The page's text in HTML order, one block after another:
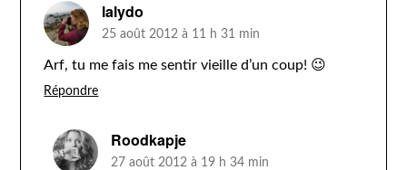
lalydo
25 août 2012 à 11 h 31 min
Arf, tu me fais me sentir vieille d’un coup! 😉
Répondre
Roodkapje
27 août 2012 à 19 h 34 min